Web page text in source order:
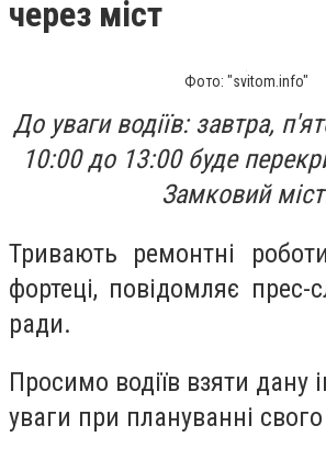
через міст
Фото: "svitom.info"
До уваги водіїв: завтра,
10:00 до 13:00 буде
Замковий
Тривають ремонтні
фортеці, повідомляє прес-
ради.
Просимо водіїв взяти дану
уваги при плануванні